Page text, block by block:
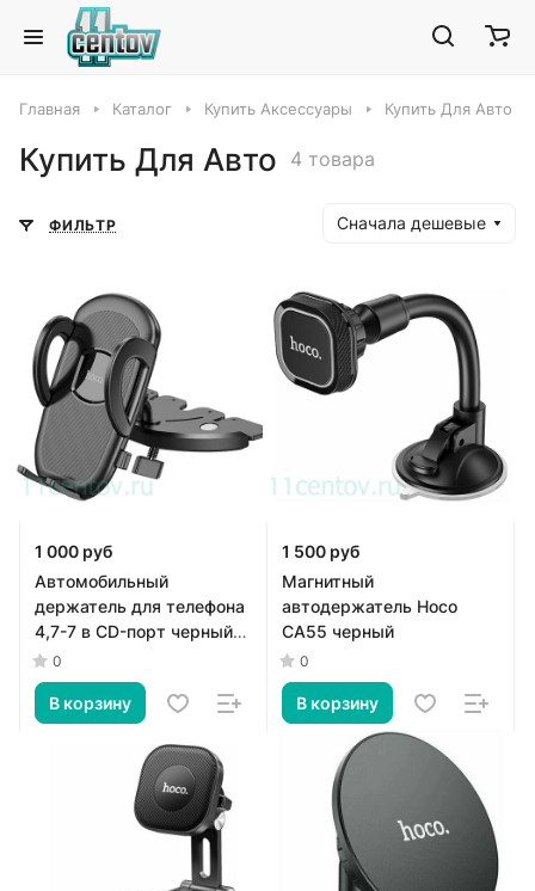
Главная Каталог Купить Аксессуары Купить Для Авто
Купить Для Авто 4 товара
ФИЛЬТР Сначала дешевые
1 000 руб
Автомобильный
держатель для телефона
4,7-7 в CD-порт черный
Hoco H11
0
В корзину
1 500 руб
Магнитный
автодержатель Hoco
CA55 черный
0
В корзину